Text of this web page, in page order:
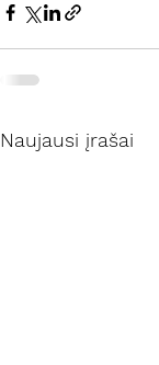
Naujausi įrašai